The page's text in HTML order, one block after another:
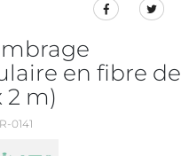
en fibre de
2 m)
0141